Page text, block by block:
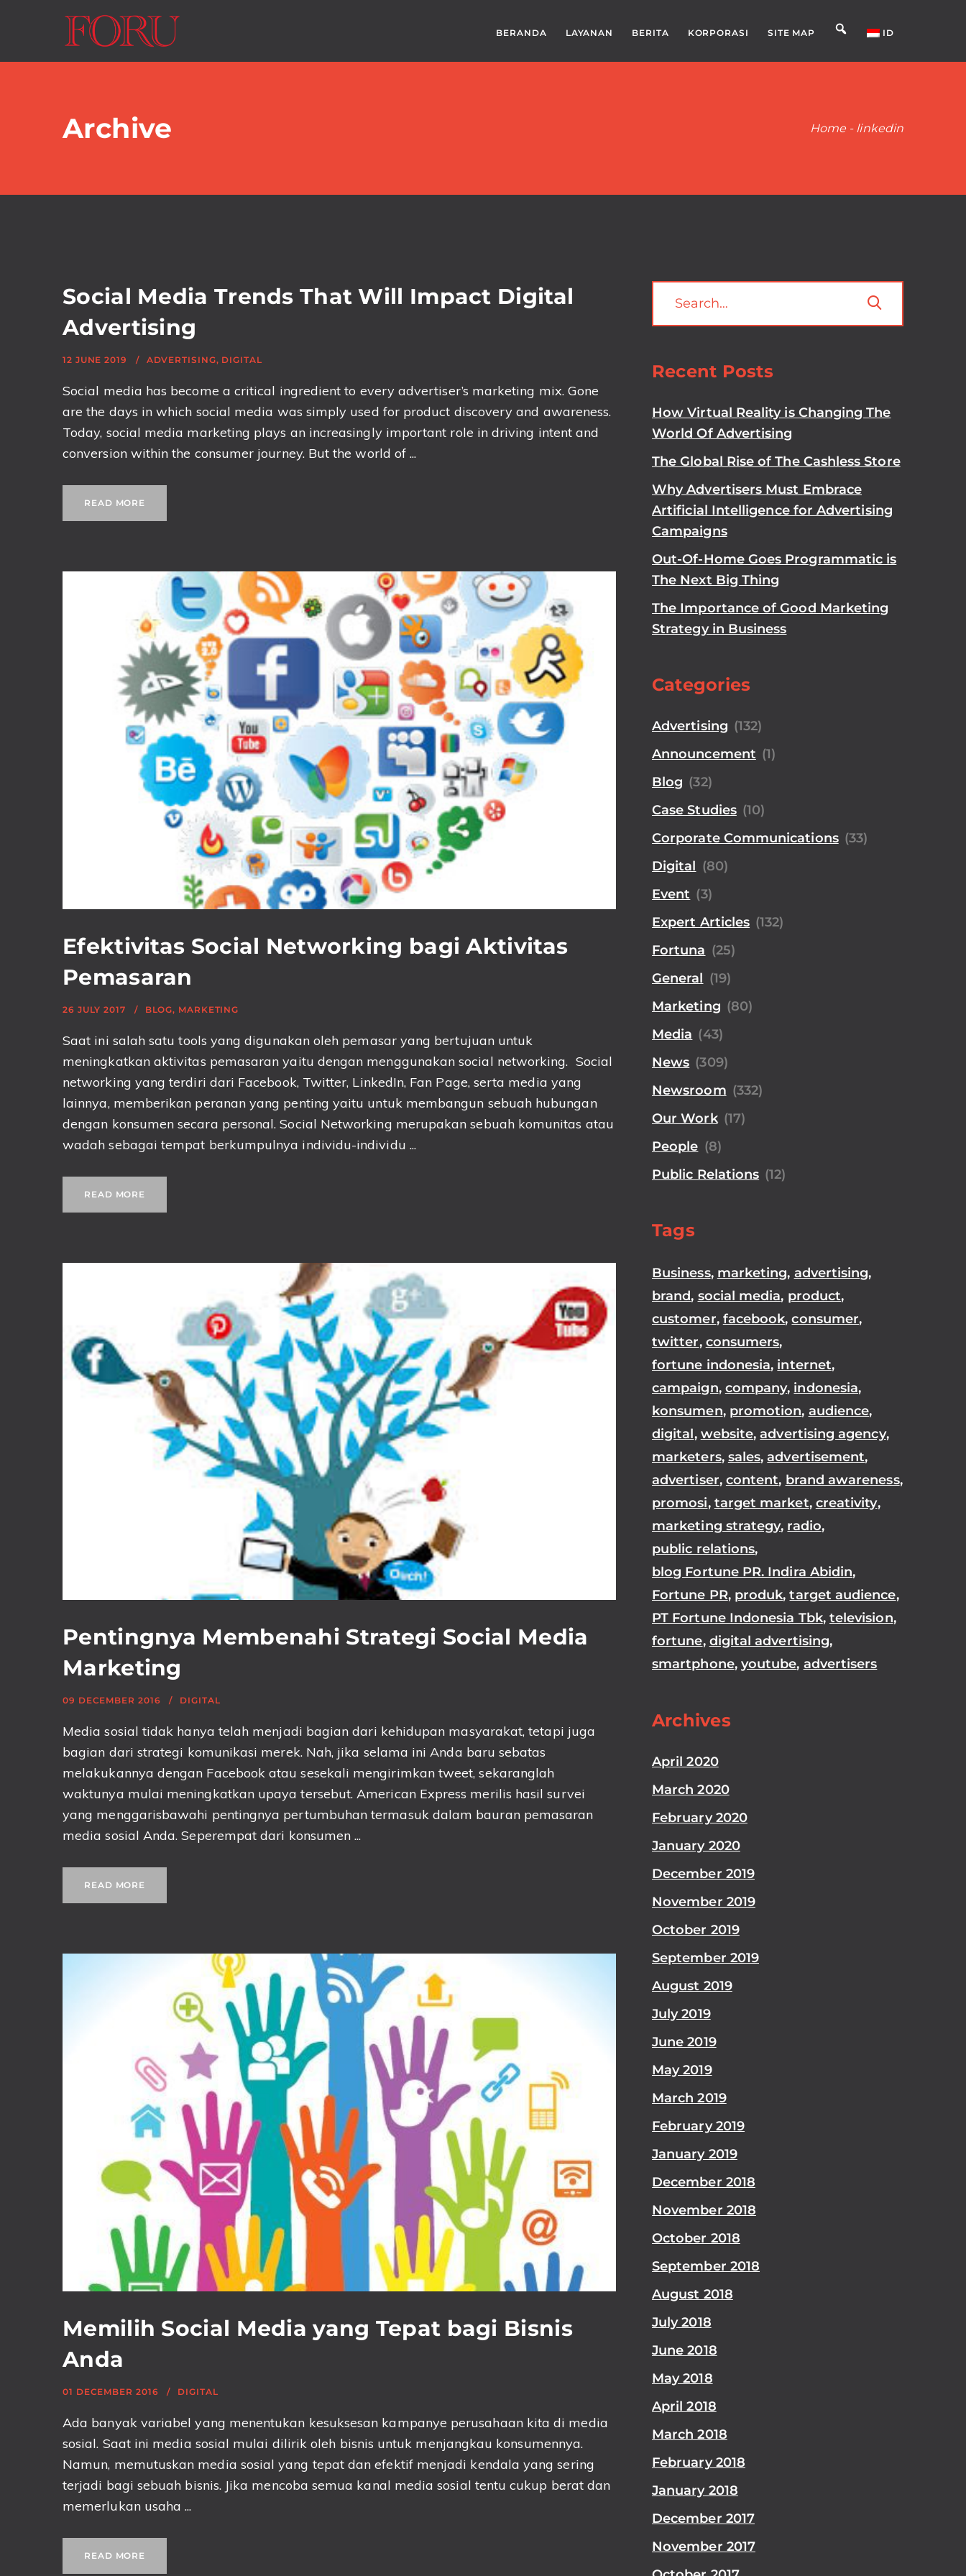
BERANDA LAYANAN BERITA KORPORASI SITE MAP ID
Archive Home - linkedin
Social Media Trends That Will Impact Digital
Advertising
12 JUNE 2019 ADVERTISING, DIGITAL
Social media has become a critical ingredient to every advertiser’s marketing mix. Gone
are the days in which social media was simply used for product discovery and awareness.
Today, social media marketing plays an increasingly important role in driving intent and
conversion within the consumer journey. But the world of ...
READ MORE
Efektivitas Social Networking bagi Aktivitas
Pemasaran
26 JULY 2017 BLOG, MARKETING
Saat ini salah satu tools yang digunakan oleh pemasar yang bertujuan untuk
meningkatkan aktivitas pemasaran yaitu dengan menggunakan social networking. Social
networking yang terdiri dari Facebook, Twitter, LinkedIn, Fan Page, serta media yang
lainnya, memberikan peranan yang penting yaitu untuk membangun sebuah hubungan
dengan konsumen secara personal. Social Networking merupakan sebuah komunitas atau
wadah sebagai tempat berkumpulnya individu-individu ...
READ MORE
Pentingnya Membenahi Strategi Social Media
Marketing
09 DECEMBER 2016 DIGITAL
Media sosial tidak hanya telah menjadi bagian dari kehidupan masyarakat, tetapi juga
bagian dari strategi komunikasi merek. Nah, jika selama ini Anda baru sebatas
melakukannya dengan Facebook atau sesekali mengirimkan tweet, sekaranglah
waktunya mulai meningkatkan upaya tersebut. American Express merilis hasil survei
yang menggarisbawahi pentingnya pertumbuhan termasuk dalam bauran pemasaran
media sosial Anda. Seperempat dari konsumen ...
READ MORE
Memilih Social Media yang Tepat bagi Bisnis
Anda
01 DECEMBER 2016 DIGITAL
Ada banyak variabel yang menentukan kesuksesan kampanye perusahaan kita di media
sosial. Saat ini media sosial mulai dilirik oleh bisnis untuk menjangkau konsumennya.
Namun, memutuskan media sosial yang tepat dan efektif menjadi kendala yang sering
terjadi bagi sebuah bisnis. Jika mencoba semua kanal media sosial tentu cukup berat dan
memerlukan usaha ...
READ MORE
Recent Posts
How Virtual Reality is Changing The
World Of Advertising
The Global Rise of The Cashless Store
Why Advertisers Must Embrace
Artificial Intelligence for Advertising
Campaigns
Out-Of-Home Goes Programmatic is
The Next Big Thing
The Importance of Good Marketing
Strategy in Business
Categories
Advertising (132)
Announcement (1)
Blog (32)
Case Studies (10)
Corporate Communications (33)
Digital (80)
Event (3)
Expert Articles (132)
Fortuna (25)
General (19)
Marketing (80)
Media (43)
News (309)
Newsroom (332)
Our Work (17)
People (8)
Public Relations (12)
Tags
Business, marketing, advertising,
brand, social media, product,
customer, facebook,consumer,
twitter, consumers,
fortune indonesia, internet,
campaign, company, indonesia,
konsumen, promotion, audience,
digital, website,advertising agency,
marketers, sales,advertisement,
advertiser, content, brand awareness,
promosi, target market, creativity,
marketing strategy, radio,
public relations,
blog Fortune PR. Indira Abidin,
Fortune PR, produk,target audience,
PT Fortune Indonesia Tbk, television,
fortune, digital advertising,
smartphone, youtube, advertisers
Archives
April 2020
March 2020
February 2020
January 2020
December 2019
November 2019
October 2019
September 2019
August 2019
July 2019
June 2019
May 2019
March 2019
February 2019
January 2019
December 2018
November 2018
October 2018
September 2018
August 2018
July 2018
June 2018
May 2018
April 2018
March 2018
February 2018
January 2018
December 2017
November 2017